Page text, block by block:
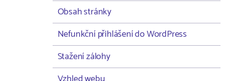
Obsah stránky
Nefunkční přihlášení do WordPress
Stažení zálohy